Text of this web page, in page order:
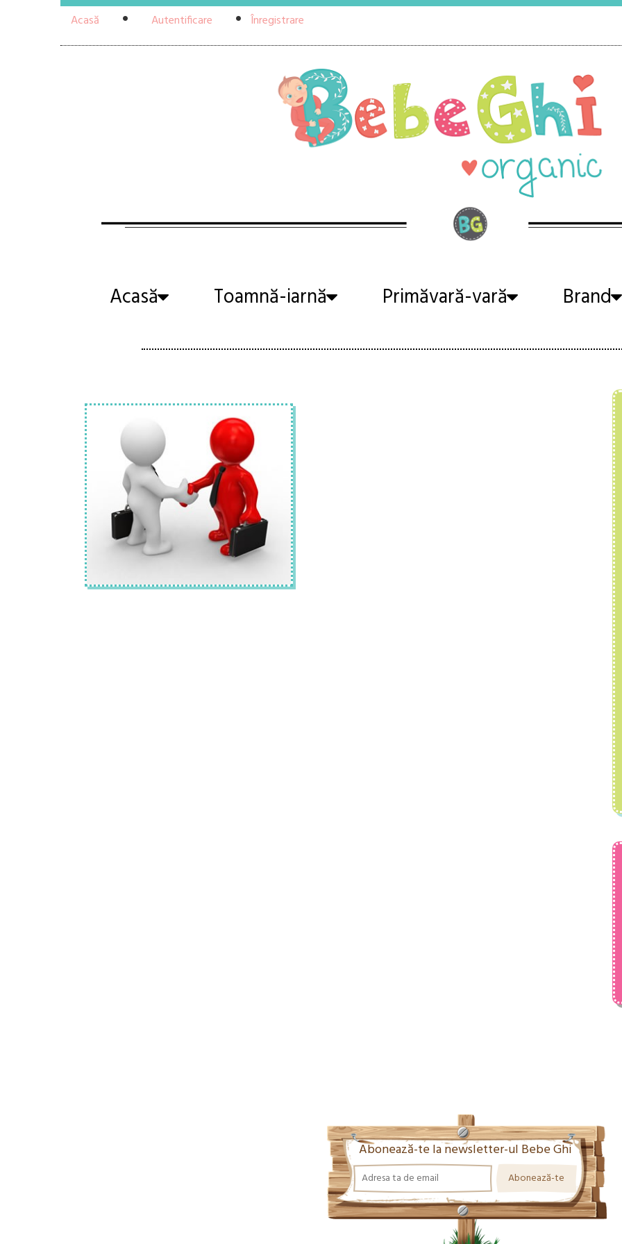
Acasă Autentificare Înregistrare
Acasă Toamnă-iarnă Primăvară-vară Brand
Abonează-te la newsletter-ul Bebe Ghi